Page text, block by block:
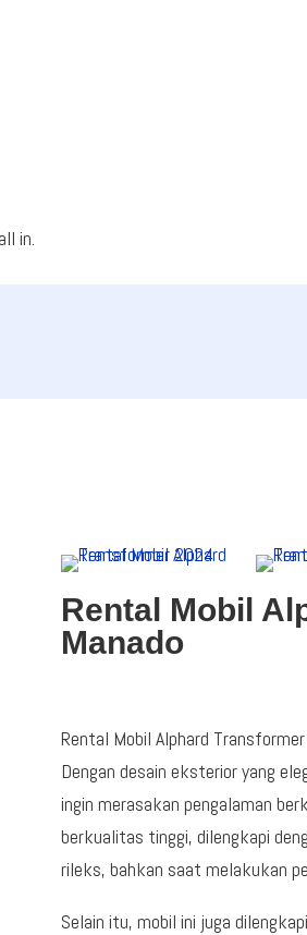
in.
Rental Mobil
Manado
Rental Mobil Alphard
Dengan desain eksterior yang
ingin merasakan pengalaman
berkualitas tinggi, dilengkapi
rileks, bahkan saat melakukan
Selain itu, mobil ini juga